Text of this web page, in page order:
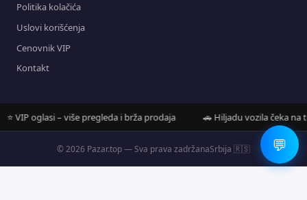
Politika kolačića
Uslovi korišćenja
Cenovnik VIP
Kontakt
VIP oglasi – više pregleda i brža prodaja 🚗 Hiljadu vozila čeka na tebe
© 2026 Pazar.top — Sva prava zadržanaSrbija 🇷🇸 💬